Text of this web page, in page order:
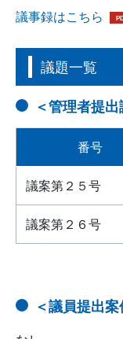
議事録はこちら
議題一覧
＜管理者提出
番号
議案第２５号
議案第２６号
＜議員提出案